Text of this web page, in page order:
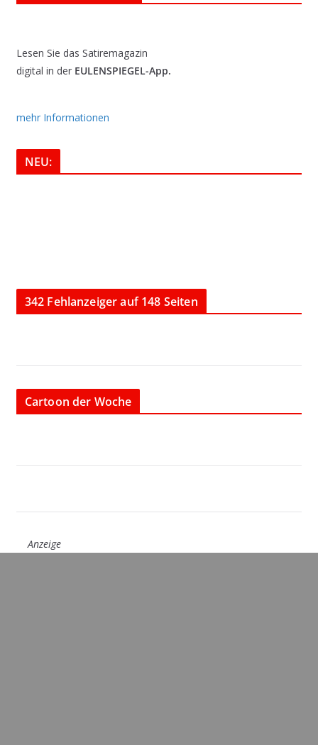
Lesen Sie das Satiremagazin
digital in der EULENSPIEGEL-App.
mehr Informationen
NEU:
342 Fehlanzeiger auf 148 Seiten
Cartoon der Woche
Anzeige